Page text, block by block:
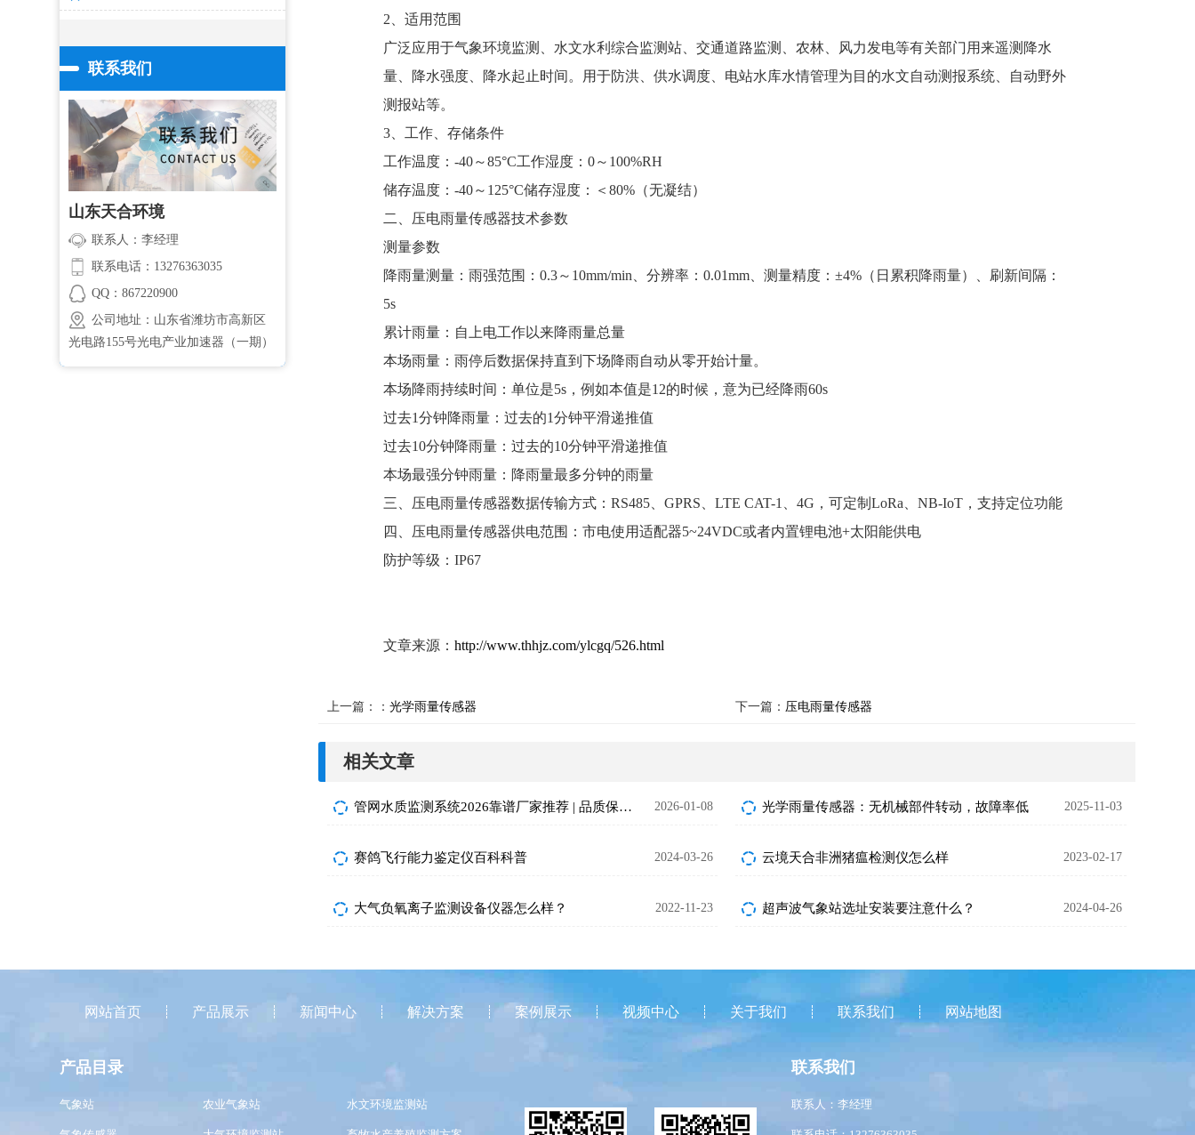
联系我们
山东天合环境
联系人：李经理
联系电话：13276363035
QQ：867220900
公司地址：山东省潍坊市高新区
光电路155号光电产业加速器（一期）
2、适用范围
广泛应用于气象环境监测、水文水利综合监测站、交通道路监测、农林、风力发电等有关部门用来遥测降水
量、降水强度、降水起止时间。用于防洪、供水调度、电站水库水情管理为目的水文自动测报系统、自动野外
测报站等。
3、工作、存储条件
工作温度：-40～85°C工作湿度：0～100%RH
储存温度：-40～125°C储存湿度：＜80%（无凝结）
二、压电雨量传感器技术参数
测量参数
降雨量测量：雨强范围：0.3～10mm/min、分辨率：0.01mm、测量精度：±4%（日累积降雨量）、刷新间隔：
5s
累计雨量：自上电工作以来降雨量总量
本场雨量：雨停后数据保持直到下场降雨自动从零开始计量。
本场降雨持续时间：单位是5s，例如本值是12的时候，意为已经降雨60s
过去1分钟降雨量：过去的1分钟平滑递推值
过去10分钟降雨量：过去的10分钟平滑递推值
本场最强分钟雨量：降雨量最多分钟的雨量
三、压电雨量传感器数据传输方式：RS485、GPRS、LTE CAT-1、4G，可定制LoRa、NB-IoT，支持定位功能
四、压电雨量传感器供电范围：市电使用适配器5~24VDC或者内置锂电池+太阳能供电
防护等级：IP67
文章来源：http://www.thhjz.com/ylcgq/526.html
上一篇：： 光学雨量传感器 下一篇： 压电雨量传感器
相关文章
管网水质监测系统2026靠谱厂家推荐 | 品质保障之选 2026-01-08 光学雨量传感器：无机械部件转动，故障率低 2025-11-03
赛鸽飞行能力鉴定仪百科科普 2024-03-26 云境天合非洲猪瘟检测仪怎么样 2023-02-17
大气负氧离子监测设备仪器怎么样？ 2022-11-23 超声波气象站选址安装要注意什么？ 2024-04-26
网站首页 产品展示 新闻中心 解决方案 案例展示 视频中心 关于我们 联系我们 网站地图
产品目录
气象站 农业气象站 水文环境监测站
联系我们
联系人：李经理